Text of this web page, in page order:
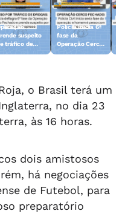
suspeito
tráfico de
Polícia inicia 6ª
fase da
Operação Cerco
o Brasil terá um
no dia 23
às 16 horas.
dois amistosos
há negociações
de Futebol, para
preparatório